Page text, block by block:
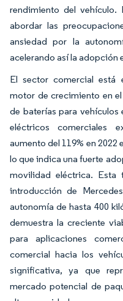
rendimiento del vehículo.
abordar las
ansiedad por la
acelerando así la adopción
El sector comercial está
motor de crecimiento en
de baterías para vehículos
eléctricos comerciales
aumento del 119% en
lo que indica una fuerte
movilidad eléctrica. Esta
introducción de
autonomía de hasta 400
demuestra la creciente
para aplicaciones
comercial hacia los
significativa, ya que
mercado potencial de